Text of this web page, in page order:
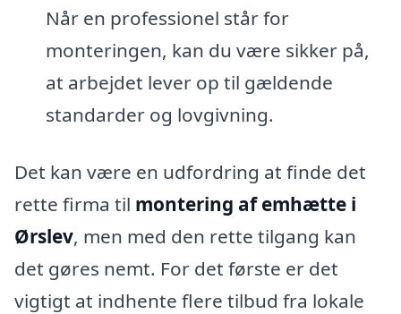
Når en professionel står for
monteringen, kan du være sikker på,
at arbejdet lever op til gældende
standarder og lovgivning.
Det kan være en udfordring at finde det
rette firma til montering af emhætte i
Ørslev, men med den rette tilgang kan
det gøres nemt. For det første er det
vigtigt at indhente flere tilbud fra lokale